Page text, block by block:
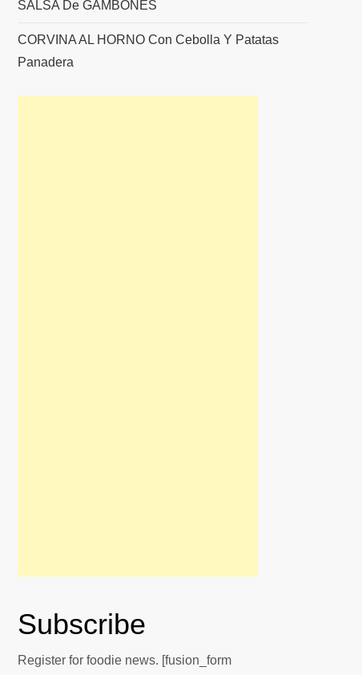
SALSA De GAMBONES
CORVINA AL HORNO Con Cebolla Y Patatas
Panadera
Subscribe
Register for foodie news. [fusion_form